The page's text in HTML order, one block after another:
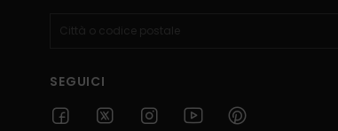
SEGUICI